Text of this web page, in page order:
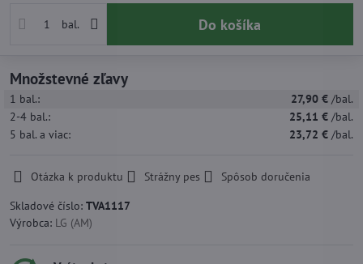
bal. Do košíka
Množstevné zľavy
1 bal.: 27,90 € /bal.
2-4 bal.: 25,11 € /bal.
5 bal. a viac: 23,72 € /bal.
Otázka k produktu Strážny pes
Spôsob doručenia
Skladové číslo: TVA1117
Výrobca: LG (AM)